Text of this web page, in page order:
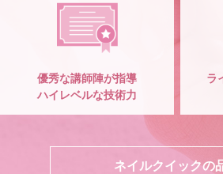
優秀な講師陣が指導
ハイレベルな技術力
ラ
ネイルクイックの